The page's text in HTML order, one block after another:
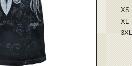
XS
XL
3XL